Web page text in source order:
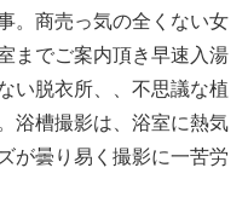
。商売っ気の全くない女
までご案内頂き早速入湯
い脱衣所、、不思議な植
浴槽撮影は、浴室に熱気
が曇り易く撮影に一苦労